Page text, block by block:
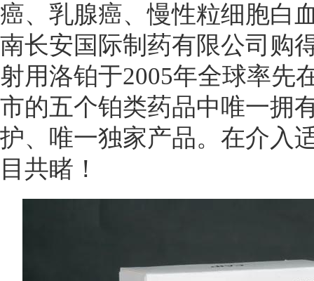
癌、乳腺癌、慢性粒细胞白
南长安国际制药有限公司购
射用洛铂于2005年全球率先
市的五个铂类药品中唯一拥
护、唯一独家产品。在介入
目共睹！